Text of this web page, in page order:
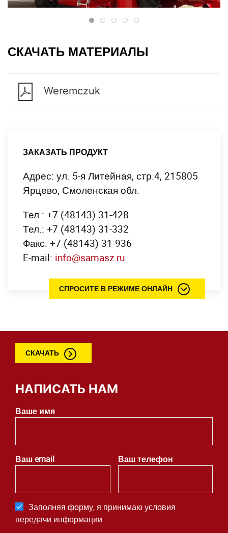
СКАЧАТЬ МАТЕРИАЛЫ
Weremczuk
ЗАКАЗАТЬ ПРОДУКТ
Адрес: ул. 5-я Литейная, стр.4, 215805
Ярцево, Смоленская обл.
Тел.: +7 (48143) 31-428
Тел.: +7 (48143) 31-332
Факс: +7 (48143) 31-936
E-mail: info@samasz.ru
СПРОСИТЕ В РЕЖИМЕ ОНЛАЙН
СКАЧАТЬ
НАПИСАТЬ НАМ
Ваше имя
Ваш email Ваш телефон
Заполняя форму, я принимаю условия
передачи информации